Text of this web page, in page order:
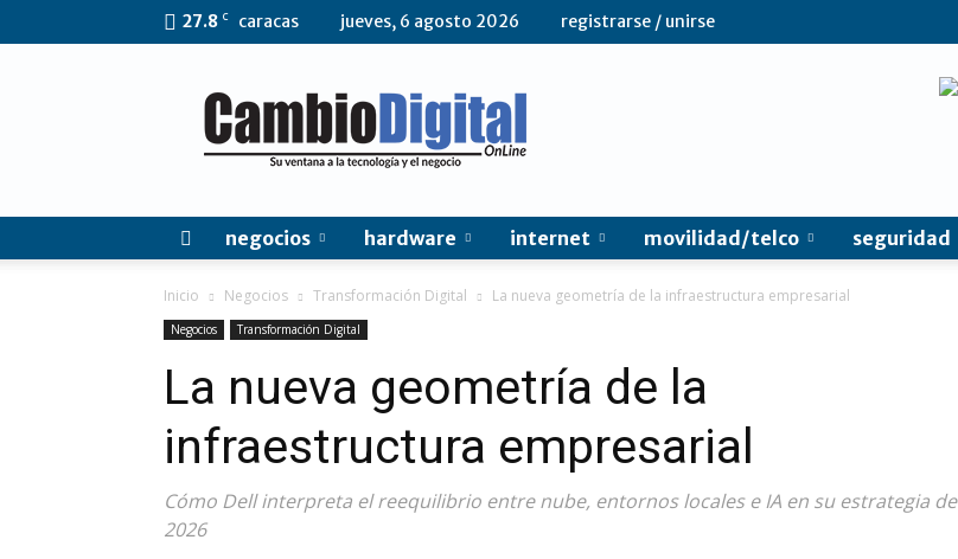
27.8 C caracas jueves, 6 agosto 2026 registrarse / unirse
CambioDigital
OnLine
negocios hardware internet movilidad/telco seguridad
Inicio Negocios Transformación Digital La nueva geometría de la infraestructura empresarial
Negocios Transformación Digital
La nueva geometría de la
infraestructura empresarial
Cómo Dell interpreta el reequilibrio entre nube, entornos locales e IA en su estrategia de
2026